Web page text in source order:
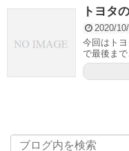
トヨタ
2020/
今回はト
で最後まで